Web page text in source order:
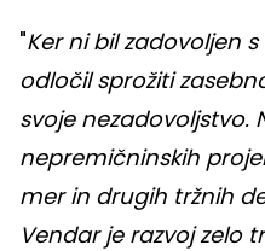
"Ker ni bil zadovoljen
odločil sprožiti
svoje nezadovoljstvo.
nepremičninskih
mer in drugih tržnih
Vendar je razvoj zelo